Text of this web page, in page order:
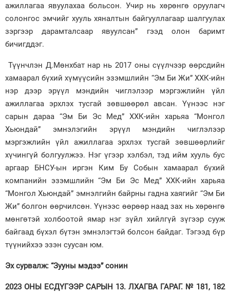
ажиллагаа явуулахаа больсон. Учир нь хөрөнгө оруулагч
солонгос эмчийг хууль хяналтын байгууллагаар шалгуулах
зэргээр дарамталсаар явуулсан” гээд олон баримт
бичигддэг.
Түүнчлэн Д.Мөнхбат нар нь 2017 оны сүүлчээр өөрсдийн
хамаарал бүхий хүмүүсийн эзэмшлийн “Эм Би Жи” ХХК-ийн
нэр дээр эрүүл мэндийн чиглэлээр мэргэжлийн үйл
ажиллагаа эрхлэх тусгай зөвшөөрөл авсан. Үүнээс нэг
сарын дараа “Эм Би Эс Мед” ХХК-ийн харьяа “Монгол
Хьюндай” эмнэлэгийн эрүүл мэндийн чиглэлээр
мэргэжлийн үйл ажиллагаа эрхлэх тусгай зөвшөөрлийг
хүчингүй болгуулжээ. Нэг үгээр хэлбэл, тэд ийм хууль бус
аргаар БНСУ-ын иргэн Ким Бу Собын хамаарал бүхий
компанийн эзэмшлийн “Эм Би Эс Мед” ХХК-ийн харьяа
“Монгол Хьюндай” эмнэлгийн байрны гадна хаягийг “Эм Би
Жи” болгон өөрчилсөн. Үүнээс өөрөөр наад зах нь хөрөнгө
мөнгөтэй холбоотой ямар нэг зүйл хийлгүй зүгээр сууж
байгаад бүхэл бүтэн эмнэлэгтэй болсон байдаг. Тэгээд бүр
түүнийхээ эзэн суусан юм.
Эх сурвалж: “Зууны мэдээ” сонин
2023 ОНЫ ЕСДҮГЭЭР САРЫН 13. ЛХАГВА ГАРАГ. № 181, 182